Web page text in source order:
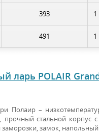
393 1
491 1
ларь POLAIR
Полаир –
прочный стальной корпус
замок,